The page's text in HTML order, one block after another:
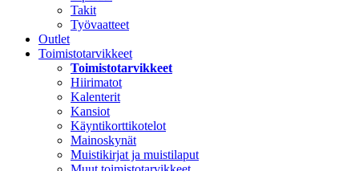
Takit
Työvaatteet
Outlet
Toimistotarvikkeet
Toimistotarvikkeet
Hiirimatot
Kalenterit
Kansiot
Käyntikorttikotelot
Mainoskynät
Muistikirjat ja muistilaput